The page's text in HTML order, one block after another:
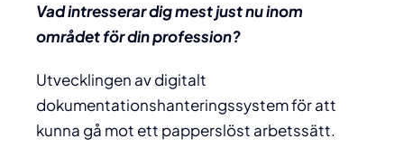
Vad intresserar dig mest just nu inom
området för din profession?
Utvecklingen av digitalt
dokumentationshanteringssystem för att
kunna gå mot ett papperslöst arbetssätt.